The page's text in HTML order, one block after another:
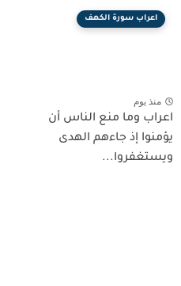
اعراب سورة الكهف
منذ يوم
اعراب وما منع الناس أن
يؤمنوا إذ جاءهم الهدى
ويستغفروا...